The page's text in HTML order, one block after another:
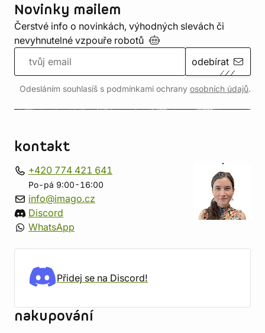
Novinky mailem
Čerstvé info o novinkách, výhodných slevách či
nevyhnutelné vzpouře robotů
odebírat
Odesláním souhlasíš s podmínkami ochrany osobních údajů.
kontakt
+420 774 421 641
Po-pá 9:00-16:00
info@imago.cz
Discord
WhatsApp
Přidej se na Discord!
nakupování